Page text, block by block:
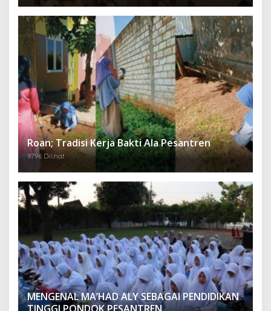
Roan; Tradisi Kerja Bakti Ala Pesantren
9796 Dilihat
MENGENAL MA’HAD ALY SEBAGAI PENDIDIKAN